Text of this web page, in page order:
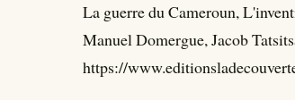
La guerre du Cameroun,
Manuel Domergue, Jacob
https://